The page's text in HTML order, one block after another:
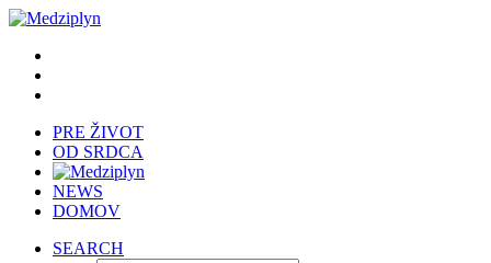
PRE ŽIVOT
OD SRDCA
NEWS
DOMOV
SEARCH